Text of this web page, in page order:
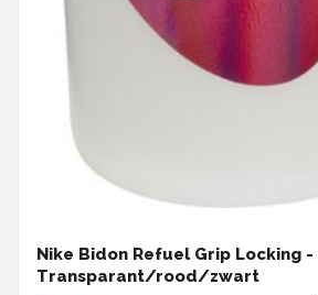
Nike Bidon Refuel Grip Locking
Transparant/rood/zwart